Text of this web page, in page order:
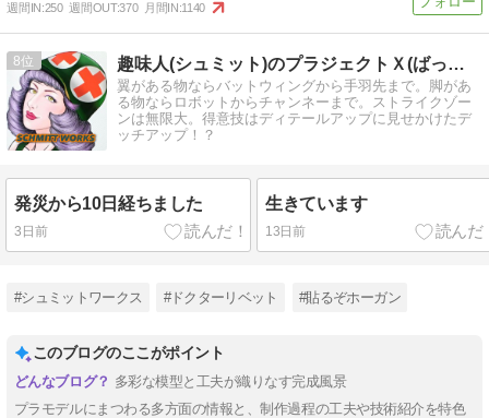
週間IN:250 週間OUT:370 月間IN:1140
8 趣味人(シュミット)のプラジェクトＸ(ばってん)
翼がある物ならバットウィングから手羽先まで。脚があ
る物ならロボットからチャンネーまで。ストライクゾー
ンは無限大。得意技はディテールアップに見せかけたデ
ッチアップ！？
発災から10日経ちました
3日前
生きています
13日前
#シュミットワークス #ドクターリベット #貼るぞホーガン
このブログのここがポイント
多彩な模型と工夫が織りなす完成風景
プラモデルにまつわる多方面の情報と、制作過程の工夫や技術紹介を特色